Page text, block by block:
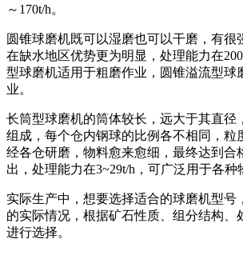
～170t/h。
圆锥球磨机既可以湿磨也可以干磨，有很
在缺水地区优势更为明显，处理能力在
型球磨机适用于粗磨作业，圆锥溢流型球
业。
长筒型球磨机的筒体较长，远大于其直径
组成，每个仓内钢球的比例各不相同，粒
经各仓研磨，物料愈来愈细，最终达到合
出，处理能力在3~29t/h，可广泛用于各种
实际生产中，想要选择适合的球磨机型号
的实际情况，根据矿石性质、组分结构、
进行选择。